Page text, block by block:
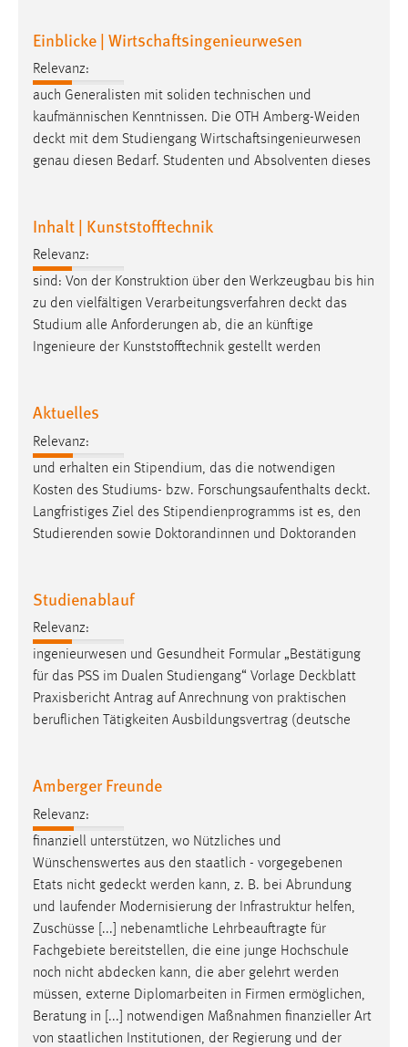
Einblicke | Wirtschaftsingenieurwesen
Relevanz:
auch Generalisten mit soliden technischen und
kaufmännischen Kenntnissen. Die OTH Amberg-Weiden
deckt mit dem Studiengang Wirtschaftsingenieurwesen
genau diesen Bedarf. Studenten und Absolventen dieses
Inhalt | Kunststofftechnik
Relevanz:
sind: Von der Konstruktion über den Werkzeugbau bis hin
zu den vielfältigen Verarbeitungsverfahren deckt das
Studium alle Anforderungen ab, die an künftige
Ingenieure der Kunststofftechnik gestellt werden
Aktuelles
Relevanz:
und erhalten ein Stipendium, das die notwendigen
Kosten des Studiums- bzw. Forschungsaufenthalts deckt.
Langfristiges Ziel des Stipendienprogramms ist es, den
Studierenden sowie Doktorandinnen und Doktoranden
Studienablauf
Relevanz:
ingenieurwesen und Gesundheit Formular „Bestätigung
für das PSS im Dualen Studiengang“ Vorlage Deckblatt
Praxisbericht Antrag auf Anrechnung von praktischen
beruflichen Tätigkeiten Ausbildungsvertrag (deutsche
Amberger Freunde
Relevanz:
finanziell unterstützen, wo Nützliches und
Wünschenswertes aus den staatlich - vorgegebenen
Etats nicht gedeckt werden kann, z. B. bei Abrundung
und laufender Modernisierung der Infrastruktur helfen,
Zuschüsse [...] nebenamtliche Lehrbeauftragte für
Fachgebiete bereitstellen, die eine junge Hochschule
noch nicht abdecken kann, die aber gelehrt werden
müssen, externe Diplomarbeiten in Firmen ermöglichen,
Beratung in [...] notwendigen Maßnahmen finanzieller Art
von staatlichen Institutionen, der Regierung und der
Cookie Laufzeit:
3 Monate
Facebook Pixel
Name:
Anbieter:
Facebook
Zweck:
Conversion-Tracking
Cookie Laufzeit:
3 Monate
EXTERNE MEDIEN
Um Inhalte von Videoplattformen und Social Media
Plattformen anzeigen zu können, werden von diesen
externen Medien Cookies gesetzt.
YouTube
Vimeo